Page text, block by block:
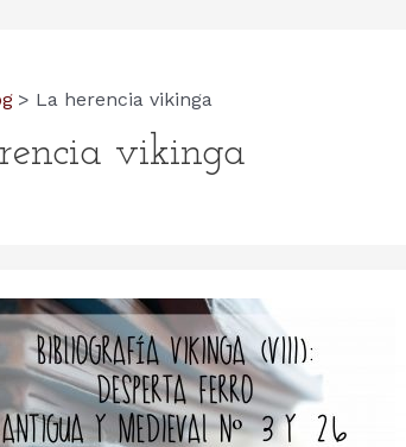
La herencia vikinga
vikinga